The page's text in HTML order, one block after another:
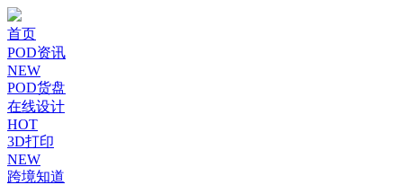
首页
POD资讯
NEW
POD货盘
在线设计
HOT
3D打印
NEW
跨境知道